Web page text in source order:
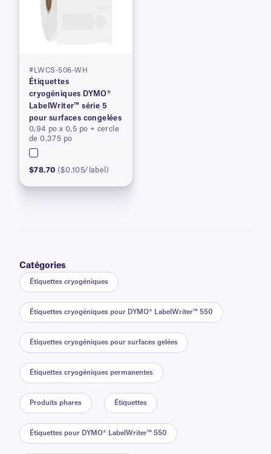
#LWCS-506-WH
Étiquettes
cryogéniques DYMO®
LabelWriter™ série 5
pour surfaces congelées
0,94 po x 0,5 po + cercle
de 0,375 po
$78.70 ($0.105/label)
Catégories
Étiquettes cryogéniques
Étiquettes cryogéniques pour DYMO® LabelWriter™ 550
Étiquettes cryogéniques pour surfaces gelées
Étiquettes cryogéniques permanentes
Produits phares Étiquettes
Étiquettes pour DYMO® LabelWriter™ 550